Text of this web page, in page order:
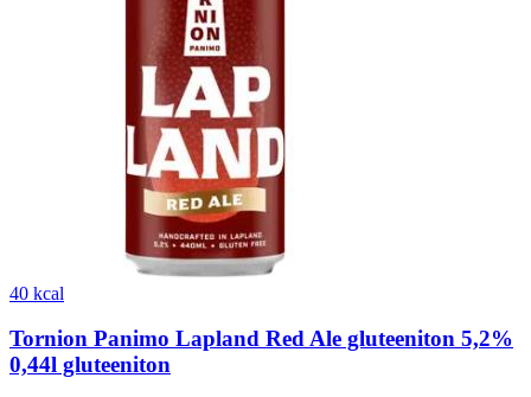
40 kcal
Tornion Panimo Lapland Red Ale gluteeniton 5,2%
0,44l gluteeniton